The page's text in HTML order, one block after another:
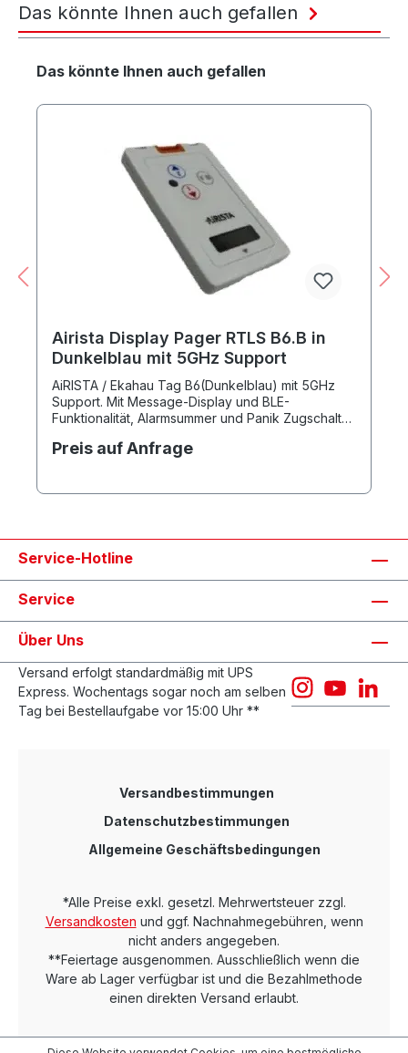
Das könnte Ihnen auch gefallen
Produktgalerie überspringen
Das könnte Ihnen auch gefallen
Airista Display Pager RTLS B6.B in
Dunkelblau mit 5GHz Support
AiRISTA / Ekahau Tag B6(Dunkelblau) mit 5GHz
Support. Mit Message-Display und BLE-
Funktionalität, Alarmsummer und Panik Zugschalter.
Infrarot- und Bewegungssensor, eine Menütaste
Claw-Karabiner möglich.
Preis auf Anfrage
Service-Hotline
Service
Über Uns
Versand erfolgt standardmäßig mit UPS
Express. Wochentags sogar noch am selben
Tag bei Bestellaufgabe vor 15:00 Uhr **
Versandbestimmungen
Datenschutzbestimmungen
Allgemeine Geschäftsbedingungen
*Alle Preise exkl. gesetzl. Mehrwertsteuer zzgl.
Versandkosten und ggf. Nachnahmegebühren, wenn
nicht anders angegeben.
**Feiertage ausgenommen. Ausschließlich wenn die
Ware ab Lager verfügbar ist und die Bezahlmethode
einen direkten Versand erlaubt.